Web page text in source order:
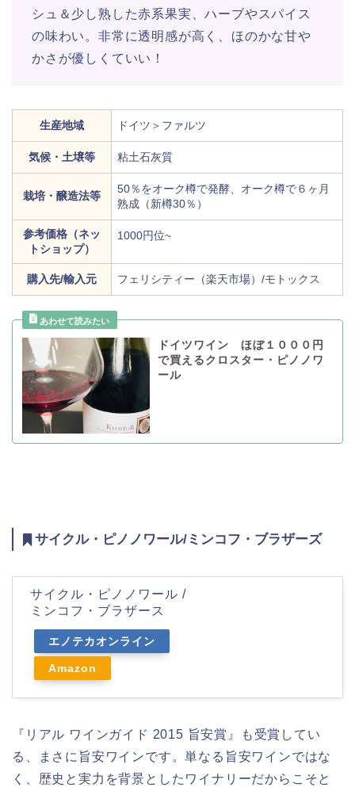
シュ＆少し熟した赤系果実、ハーブやスパイス
の味わい。非常に透明感が高く、ほのかな甘や
かさが優しくていい！
生産地域 ドイツ＞ファルツ
気候・土壌等 粘土石灰質
栽培・醸造法等
50％をオーク樽で発酵、オーク樽で６ヶ月
熟成（新樽30％）
参考価格（ネッ
トショップ）
1000円位~
購入先/輸入元 フェリシティー（楽天市場）/モトックス
ドイツワイン ほぼ１０００円
で買えるクロスター・ピノノワ
ール
サイクル・ピノノワール/ミンコフ・ブラザーズ
サイクル・ピノノワール /
ミンコフ・ブラザース
エノテカオンライン
Amazon
『リアル ワインガイド 2015 旨安賞』も受賞してい
る、まさに旨安ワインです。単なる旨安ワインではな
く、歴史と実力を背景としたワイナリーだからこそと